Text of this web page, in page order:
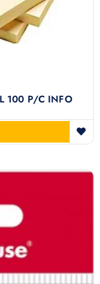
100 P/C INFO